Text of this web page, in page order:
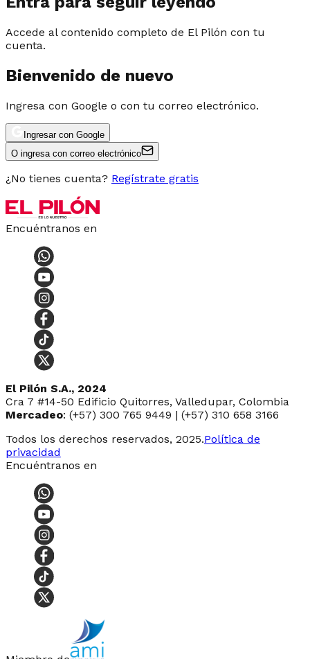
Accede al contenido completo de El Pilón con tu
cuenta.
Bienvenido de nuevo
Ingresa con Google o con tu correo electrónico.
Ingresar con Google
O ingresa con correo electrónico
¿No tienes cuenta? Regístrate gratis
Encuéntranos en
El Pilón S.A., 2024
Cra 7 #14-50 Edificio Quitorres, Valledupar, Colombia
Mercadeo: (+57) 300 765 9449 | (+57) 310 658 3166
Todos los derechos reservados, 2025.Política de
privacidad
Encuéntranos en